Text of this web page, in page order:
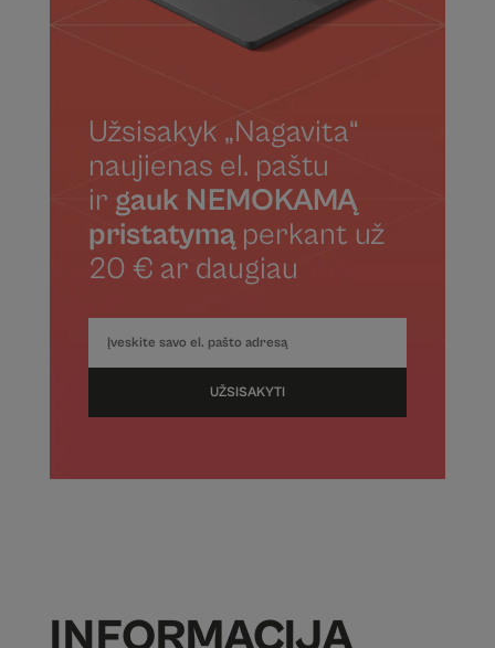
Užsisakyk „Nagavita“
naujienas el. paštu
ir gauk NEMOKAMĄ
pristatymąperkant už
20 € ar daugiau
UŽSISAKYTI